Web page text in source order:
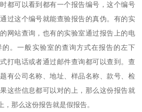
都可以看到都有一个报告编号，这个编号
过这个编号就能查验报告的真伪。有的实
网站查询，也有的实验室通过报告上的电
。一般实验室的查询方式在报告的左下
打电话或者通过邮件查询都可以查到。查
有公司名称、地址、样品名称、款号、检
这些信息都可以对的上，那么这份报告就
那么这份报告就是假报告。